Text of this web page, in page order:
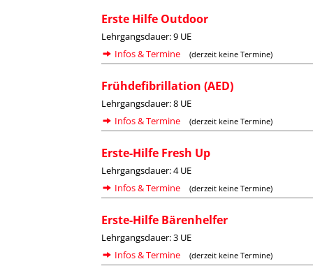
Erste Hilfe Outdoor
Lehrgangsdauer: 9 UE
Infos & Termine
(derzeit keine Termine)
Frühdefibrillation (AED)
Lehrgangsdauer: 8 UE
Infos & Termine
(derzeit keine Termine)
Erste-Hilfe Fresh Up
Lehrgangsdauer: 4 UE
Infos & Termine
(derzeit keine Termine)
Erste-Hilfe Bärenhelfer
Lehrgangsdauer: 3 UE
Infos & Termine
(derzeit keine Termine)